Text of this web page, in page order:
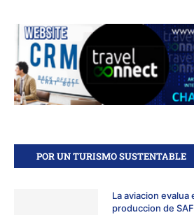
POR UN TURISMO SUSTENTABLE
La aviacion evalua
produccion de